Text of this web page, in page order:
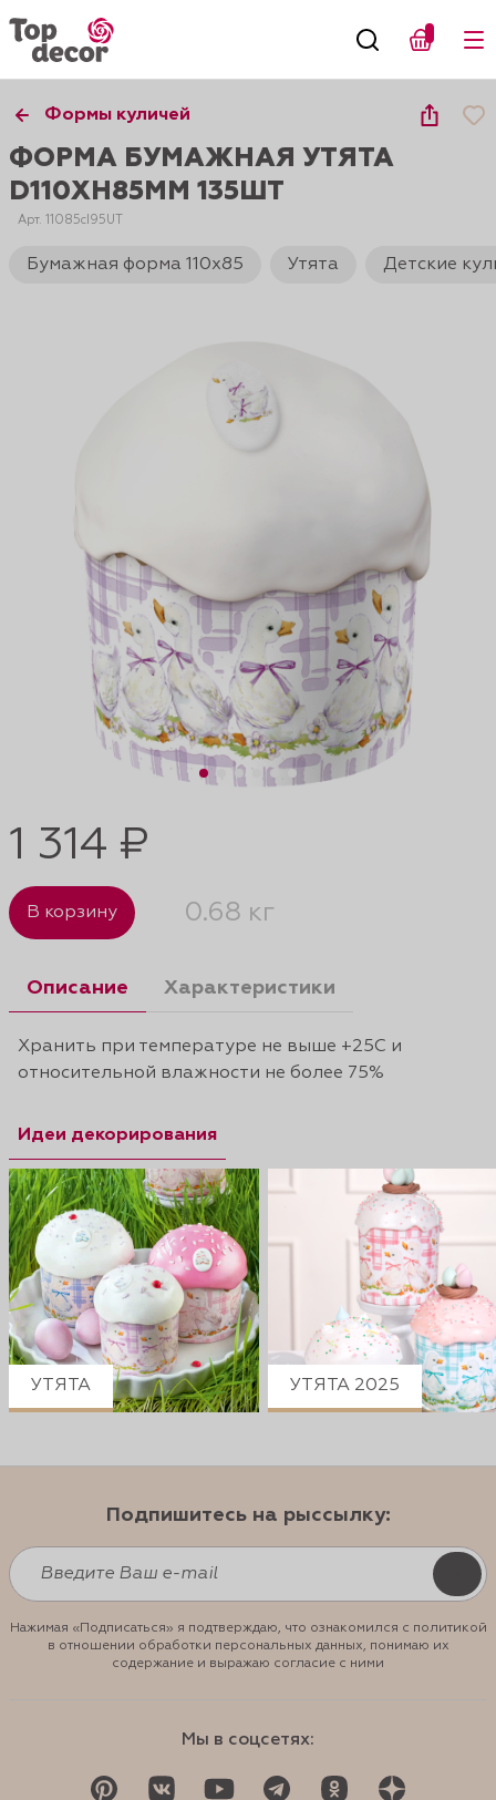
Формы куличей
ФОРМА БУМАЖНАЯ УТЯТА
D110XH85ММ 135ШТ
Арт. 11085cI95UT
Бумажная форма 110х85 Утята Детские
1 314 ₽
В корзину 0.68 кг
Описание Характеристики
Хранить при температуре не выше +25С и
относительной влажности не более 75%
Идеи декорирования
УТЯТА УТЯТА 2025
Подпишитесь на рыссылку:
Нажимая «Подписаться» я подтверждаю, что ознакомился с политикой
в отношении обработки персональных данных, понимаю их
содержание и выражаю согласие с ними
Мы в соцсетях: